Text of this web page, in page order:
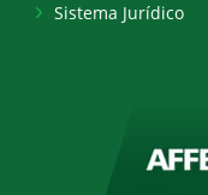
Sistema Jurídico